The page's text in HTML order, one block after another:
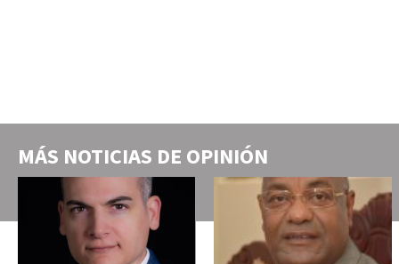
MÁS NOTICIAS DE OPINIÓN